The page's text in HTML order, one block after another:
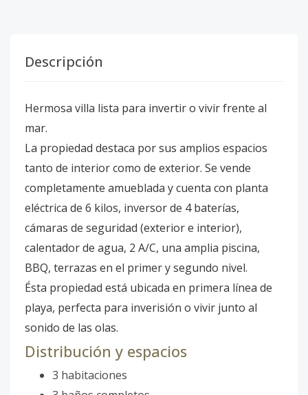
Descripción
Hermosa villa lista para invertir o vivir frente al
mar.
La propiedad destaca por sus amplios espacios
tanto de interior como de exterior. Se vende
completamente amueblada y cuenta con planta
eléctrica de 6 kilos, inversor de 4 baterías,
cámaras de seguridad (exterior e interior),
calentador de agua, 2 A/C, una amplia piscina,
BBQ, terrazas en el primer y segundo nivel.
Ésta propiedad está ubicada en primera línea de
playa, perfecta para inverisión o vivir junto al
sonido de las olas.
Distribución y espacios
3 habitaciones